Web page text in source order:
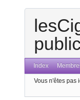
Index
Vous n'êtes pas